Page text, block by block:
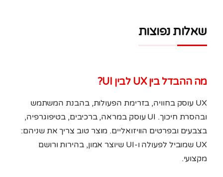
שאלות נפוצות
מה ההבדל בין UX לבין UI?
UX עוסק בחוויה, בזרימת הפעולות, בהבנת המשתמש
ובהסרת חיכוך. UI עוסק במראה, ברכיבים, בטיפוגרפיה,
בצבעים ובפרטים הוויזואליים. מוצר טוב צריך את שניהם:
UX שמוביל לפעולה ו-UI שיוצר אמון, בהירות ורושם
מקצועי.